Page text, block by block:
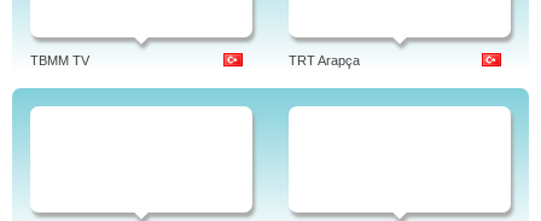
TBMM TV TRT Arapça